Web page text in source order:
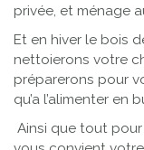
privée, et ménage
Et en hiver le bois
nettoierons votre
préparerons pour
qu’a l’alimenter en
Ainsi que tout pour